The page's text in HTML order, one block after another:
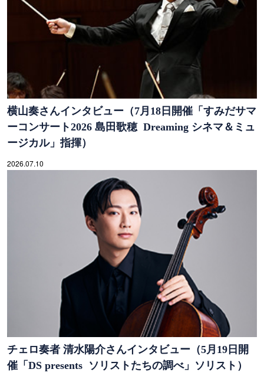
横山奏さんインタビュー（7月18日開催「すみだサマ
ーコンサート2026 島田歌穂 Dreaming シネマ＆ミュ
ージカル」指揮）
2026.07.10
チェロ奏者 清水陽介さんインタビュー（5月19日開
催「DS presents ソリストたちの調べ」ソリスト）